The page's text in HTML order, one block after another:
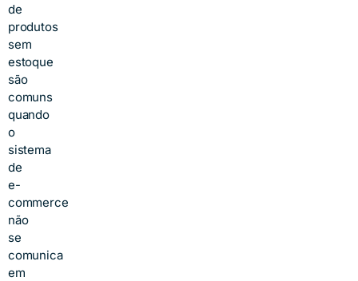
de
produtos
sem
estoque
são
comuns
quando
o
sistema
de
e-
commerce
não
se
comunica
em